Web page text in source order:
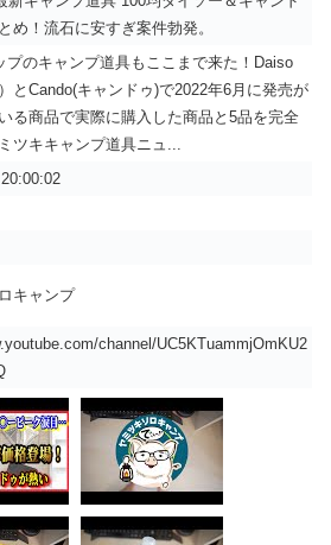
め！流石に安すぎ案件勃発。
プのキャンプ道具もここまで来た！Daiso
とCando(キャンドゥ)で2022年6月に発売が
る商品で実際に購入した商品と5品を完全
ツキキャンプ道具ニュ...
キャンプ
channel/UC5KTuammjOmKU2